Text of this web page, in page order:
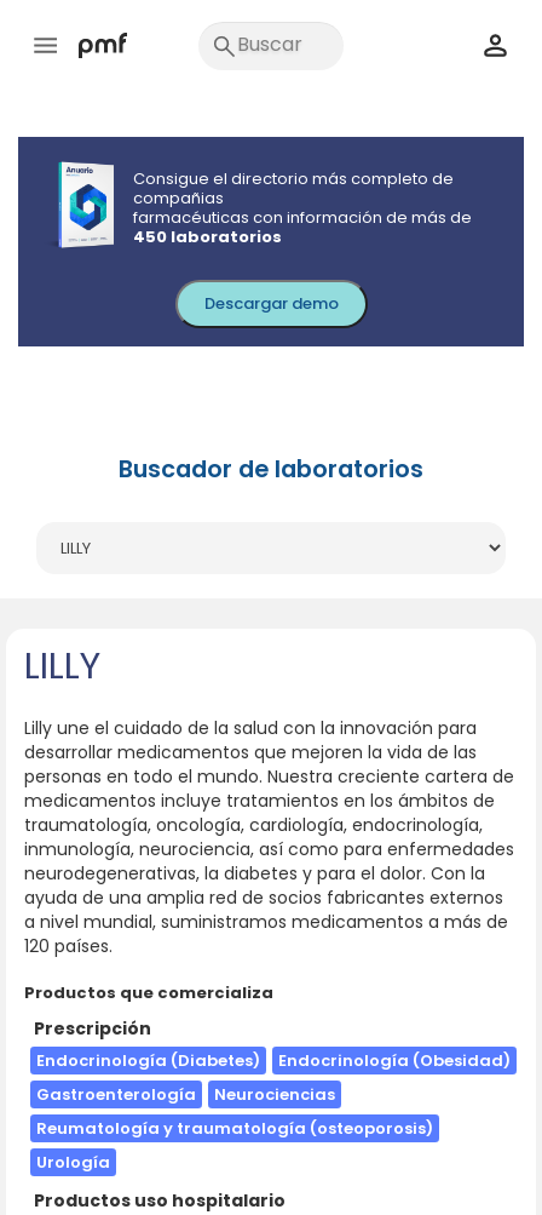
Consigue el directorio más completo de
compañias
farmacéuticas con información de más de
450 laboratorios
Descargar demo
Buscador de laboratorios
LILLY
Lilly une el cuidado de la salud con la innovación para
desarrollar medicamentos que mejoren la vida de las
personas en todo el mundo. Nuestra creciente cartera de
medicamentos incluye tratamientos en los ámbitos de
traumatología, oncología, cardiología, endocrinología,
inmunología, neurociencia, así como para enfermedades
neurodegenerativas, la diabetes y para el dolor. Con la
ayuda de una amplia red de socios fabricantes externos
a nivel mundial, suministramos medicamentos a más de
120 países.
Productos que comercializa
Prescripción
Endocrinología (Diabetes)
Endocrinología (Obesidad)
Gastroenterología
Neurociencias
Reumatología y traumatología (osteoporosis)
Urología
Productos uso hospitalario